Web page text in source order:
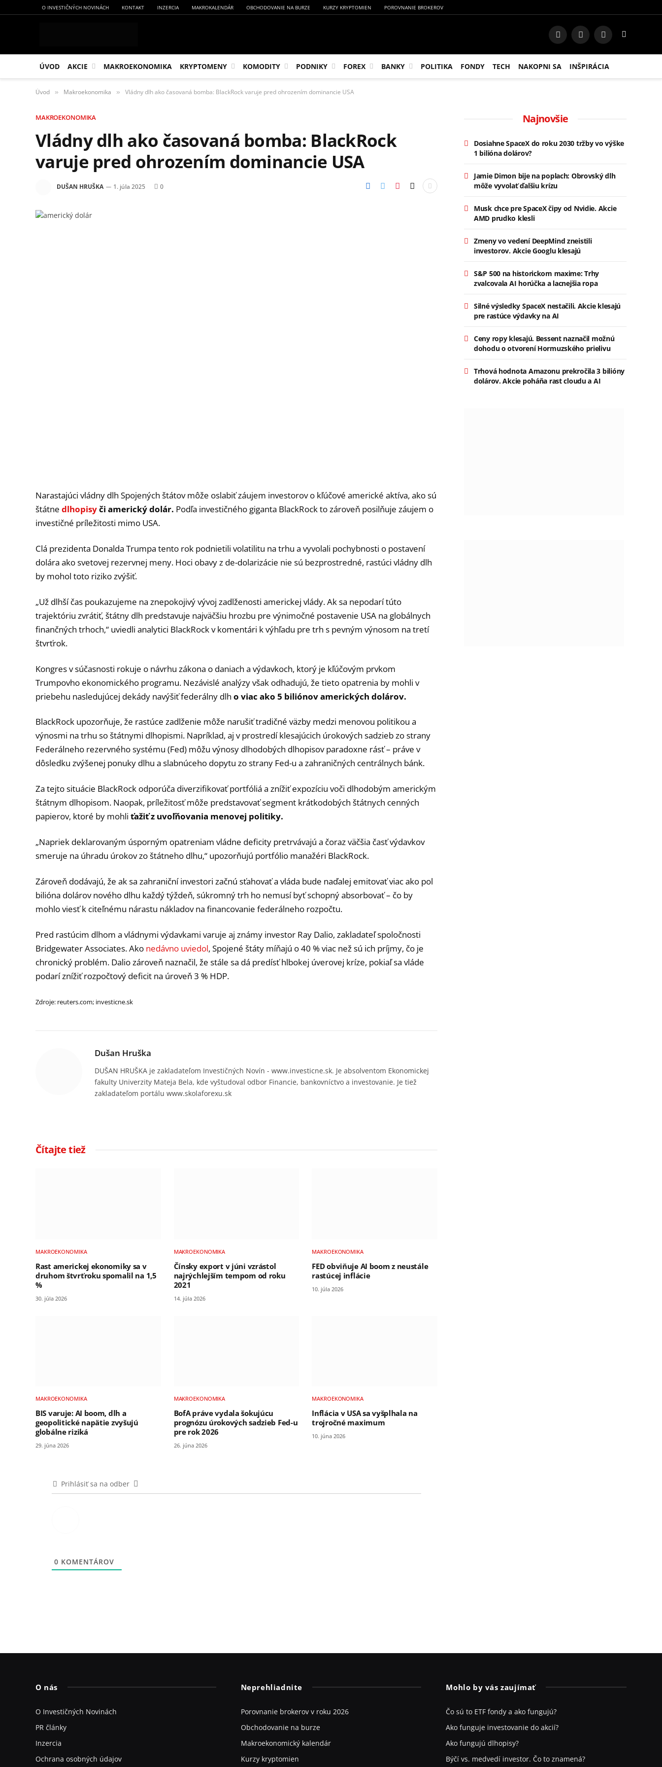
O INVESTIČNÝCH NOVINÁCH KONTAKT INZERCIA MAKROKALENDÁR OBCHODOVANIE NA BURZE KURZY KRYPTOMIEN POROVNANIE BROKEROV
FacebookInstagram
RSS
ÚVOD AKCIE MAKROEKONOMIKA KRYPTOMENY KOMODITY PODNIKY FOREX BANKY POLITIKA FONDY TECH NAKOPNI SA INŠPIRÁCIA
Úvod » Makroekonomika » Vládny dlh ako časovaná bomba: BlackRock varuje pred ohrozením dominancie USA
MAKROEKONOMIKA
Vládny dlh ako časovaná bomba: BlackRock
varuje pred ohrozením dominancie USA
DUŠAN HRUŠKA 1. júla 2025 0
Narastajúci vládny dlh Spojených štátov môže oslabiť záujem investorov o kľúčové americké aktíva, ako sú
štátne dlhopisyči americký dolár. Podľa investičného giganta BlackRock to zároveň posilňuje záujem o
investičné príležitosti mimo USA.
Clá prezidenta Donalda Trumpa tento rok podnietili volatilitu na trhu a vyvolali pochybnosti o postavení
dolára ako svetovej rezervnej meny. Hoci obavy z de-dolarizácie nie sú bezprostredné, rastúci vládny dlh
by mohol toto riziko zvýšiť.
„Už dlhší čas poukazujeme na znepokojivý vývoj zadlženosti americkej vlády. Ak sa nepodarí túto
trajektóriu zvrátiť, štátny dlh predstavuje najväčšiu hrozbu pre výnimočné postavenie USA na globálnych
finančných trhoch,“ uviedli analytici BlackRock v komentári k výhľadu pre trh s pevným výnosom na tretí
štvrťrok.
Kongres v súčasnosti rokuje o návrhu zákona o daniach a výdavkoch, ktorý je kľúčovým prvkom
Trumpovho ekonomického programu. Nezávislé analýzy však odhadujú, že tieto opatrenia by mohli v
priebehu nasledujúcej dekády navýšiť federálny dlh o viac ako 5 biliónov amerických dolárov.
BlackRock upozorňuje, že rastúce zadlženie môže narušiť tradičné väzby medzi menovou politikou a
výnosmi na trhu so štátnymi dlhopismi. Napríklad, aj v prostredí klesajúcich úrokových sadzieb zo strany
Federálneho rezervného systému (Fed) môžu výnosy dlhodobých dlhopisov paradoxne rásť – práve v
dôsledku zvýšenej ponuky dlhu a slabnúceho dopytu zo strany Fed-u a zahraničných centrálnych bánk.
Za tejto situácie BlackRock odporúča diverzifikovať portfóliá a znížiť expozíciu voči dlhodobým americkým
štátnym dlhopisom. Naopak, príležitosť môže predstavovať segment krátkodobých štátnych cenných
papierov, ktoré by mohli ťažiť z uvoľňovania menovej politiky.
„Napriek deklarovaným úsporným opatreniam vládne deficity pretrvávajú a čoraz väčšia časť výdavkov
smeruje na úhradu úrokov zo štátneho dlhu,“ upozorňujú portfólio manažéri BlackRock.
Zároveň dodávajú, že ak sa zahraniční investori začnú sťahovať a vláda bude naďalej emitovať viac ako pol
bilióna dolárov nového dlhu každý týždeň, súkromný trh ho nemusí byť schopný absorbovať – čo by
mohlo viesť k citeľnému nárastu nákladov na financovanie federálneho rozpočtu.
Pred rastúcim dlhom a vládnymi výdavkami varuje aj známy investor Ray Dalio, zakladateľ spoločnosti
Bridgewater Associates. Ako nedávno uviedol, Spojené štáty míňajú o 40 % viac než sú ich príjmy, čo je
chronický problém. Dalio zároveň naznačil, že stále sa dá predísť hlbokej úverovej kríze, pokiaľ sa vláde
podarí znížiť rozpočtový deficit na úroveň 3 % HDP.
Zdroje: reuters.com; investicne.sk
Dušan Hruška
DUŠAN HRUŠKA je zakladateľom Investičných Novín - www.investicne.sk. Je absolventom Ekonomickej
fakulty Univerzity Mateja Bela, kde vyštudoval odbor Financie, bankovníctvo a investovanie. Je tiež
zakladateľom portálu www.skolaforexu.sk
Čítajte tiež
MAKROEKONOMIKA
Rast americkej ekonomiky sa v
druhom štvrťroku spomalil na 1,5
%
30. júla 2026
MAKROEKONOMIKA
Čínsky export v júni vzrástol
najrýchlejším tempom od roku
2021
14. júla 2026
MAKROEKONOMIKA
FED obviňuje AI boom z neustále
rastúcej inflácie
10. júla 2026
MAKROEKONOMIKA
BIS varuje: AI boom, dlh a
geopolitické napätie zvyšujú
globálne riziká
29. júna 2026
MAKROEKONOMIKA
BofA práve vydala šokujúcu
prognózu úrokových sadzieb Fed-u
pre rok 2026
26. júna 2026
MAKROEKONOMIKA
Inflácia v USA sa vyšplhala na
trojročné maximum
10. júna 2026
Prihlásiť sa na odber
0 KOMENTÁROV
Najnovšie
Dosiahne SpaceX do roku 2030 tržby vo výške
1 bilióna dolárov?
Jamie Dimon bije na poplach: Obrovský dlh
môže vyvolať ďalšiu krízu
Musk chce pre SpaceX čipy od Nvidie. Akcie
AMD prudko klesli
Zmeny vo vedení DeepMind zneistili
investorov. Akcie Googlu klesajú
S&P 500 na historickom maxime: Trhy
zvalcovala AI horúčka a lacnejšia ropa
Silné výsledky SpaceX nestačili. Akcie klesajú
pre rastúce výdavky na AI
Ceny ropy klesajú. Bessent naznačil možnú
dohodu o otvorení Hormuzského prielivu
Trhová hodnota Amazonu prekročila 3 bilióny
dolárov. Akcie poháňa rast cloudu a AI
O nás
O Investičných Novinách
PR články
Inzercia
Ochrana osobných údajov
Neprehliadnite
Porovnanie brokerov v roku 2026
Obchodovanie na burze
Makroekonomický kalendár
Kurzy kryptomien
Mohlo by vás zaujímať
Čo sú to ETF fondy a ako fungujú?
Ako funguje investovanie do akcií?
Ako fungujú dlhopisy?
Býčí vs. medvedí investor. Čo to znamená?